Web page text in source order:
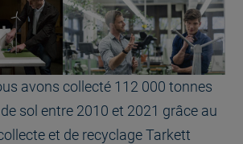
avons collecté 112 000 tonnes
sol entre 2010 et 2021 grâce au
et de recyclage Tarkett